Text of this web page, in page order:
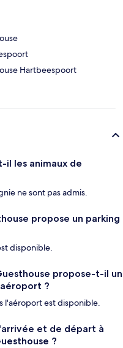
Hartbeespoort
les animaux de
ne sont pas admis.
propose un parking
disponible.
propose-t-il un
?
l'aéroport est disponible.
et de départ à
?